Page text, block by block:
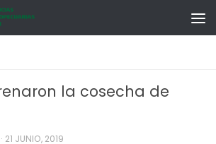
la cosecha de
· 21 JUNIO, 2019